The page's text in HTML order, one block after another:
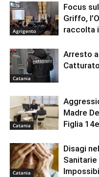
Agrigento
Focus
Griffo,
raccolta
Catania
Arresto
Catania
Madre
Figlia
Catania
Disagi
Sanitarie